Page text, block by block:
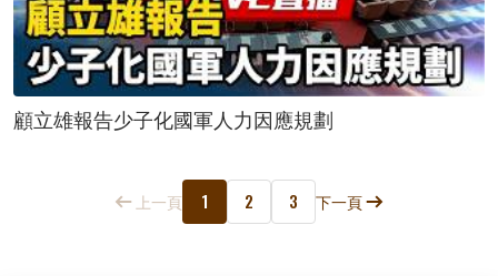
顧立雄報告少子化國軍人力因應規劃
上一頁 1 2 3 下一頁